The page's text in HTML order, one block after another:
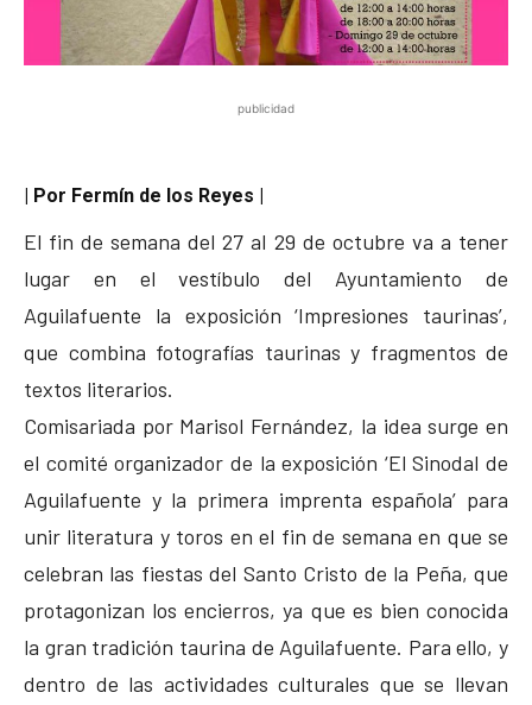
publicidad
| Por Fermín de los Reyes |
El fin de semana del 27 al 29 de octubre va a tener
lugar en el vestíbulo del Ayuntamiento de
Aguilafuente la exposición ‘Impresiones taurinas’,
que combina fotografías taurinas y fragmentos de
textos literarios.
Comisariada por Marisol Fernández, la idea surge en
el comité organizador de la exposición ‘El Sinodal de
Aguilafuente y la primera imprenta española’ para
unir literatura y toros en el fin de semana en que se
celebran las fiestas del Santo Cristo de la Peña, que
protagonizan los encierros, ya que es bien conocida
la gran tradición taurina de Aguilafuente. Para ello, y
dentro de las actividades culturales que se llevan